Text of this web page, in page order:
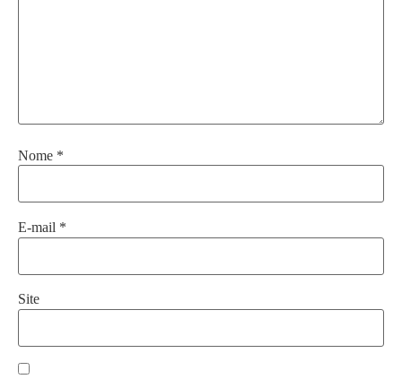
Nome *
E-mail *
Site